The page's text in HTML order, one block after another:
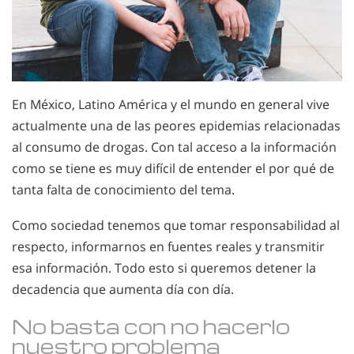
En México, Latino América y el mundo en general vive
actualmente una de las peores epidemias relacionadas
al consumo de drogas. Con tal acceso a la información
como se tiene es muy difícil de entender el por qué de
tanta falta de conocimiento del tema.
Como sociedad tenemos que tomar responsabilidad al
respecto, informarnos en fuentes reales y transmitir
esa información. Todo esto si queremos detener la
decadencia que aumenta día con día.
No basta con no hacerlo
nuestro problema